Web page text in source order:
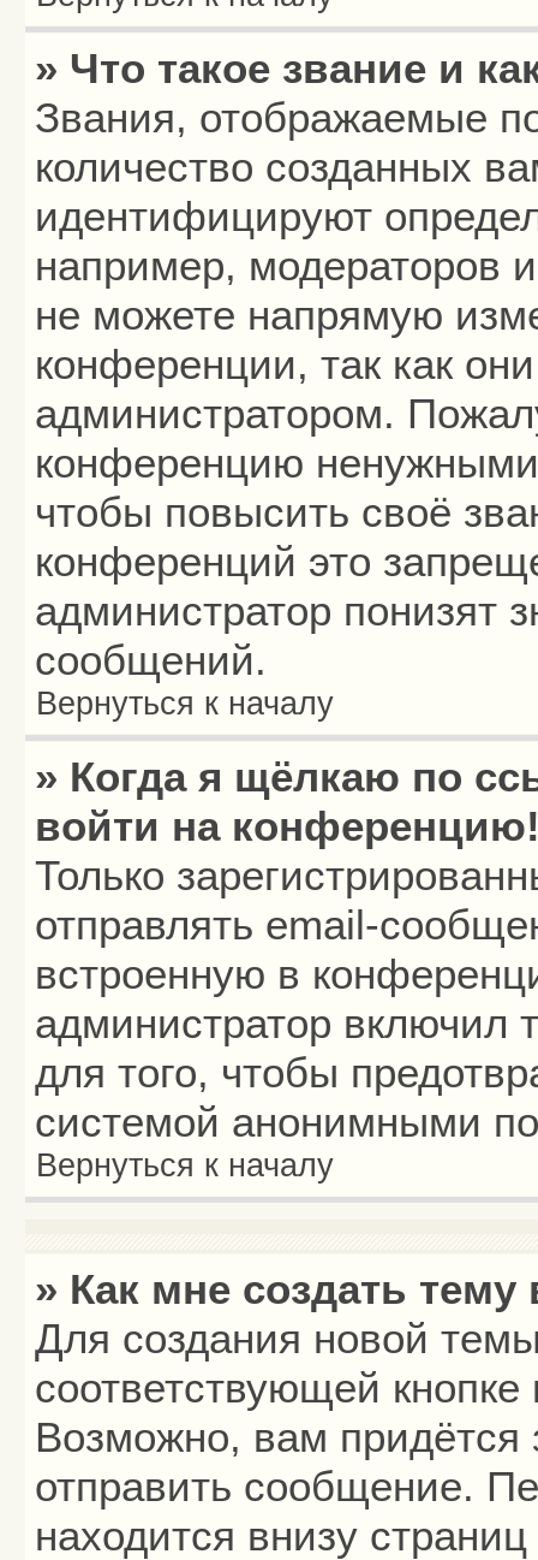
» Что такое звание и
Звания, отображаемые
количество созданных
идентифицируют
например, модераторов
не можете напрямую
конференции, так как
администратором.
конференцию
чтобы повысить своё
конференций это
администратор понизят
сообщений.
Вернуться к началу
» Когда я щёлкаю по
войти на
Только
отправлять email-
встроенную в
администратор включил
для того, чтобы
системой анонимными
Вернуться к началу
» Как мне создать
Для создания новой
соответствующей
Возможно, вам придётся
отправить сообщение.
находится внизу